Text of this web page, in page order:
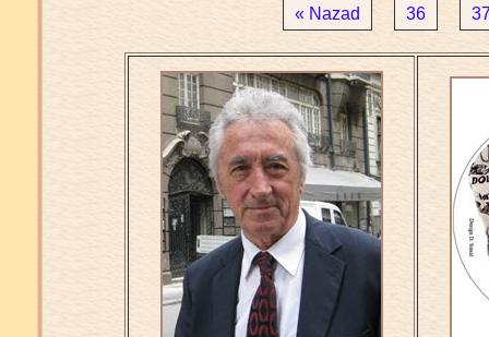
« Nazad 36